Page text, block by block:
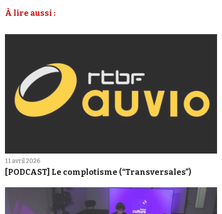
À lire aussi :
11 avril 2026
[PODCAST] Le complotisme (“Transversales”)